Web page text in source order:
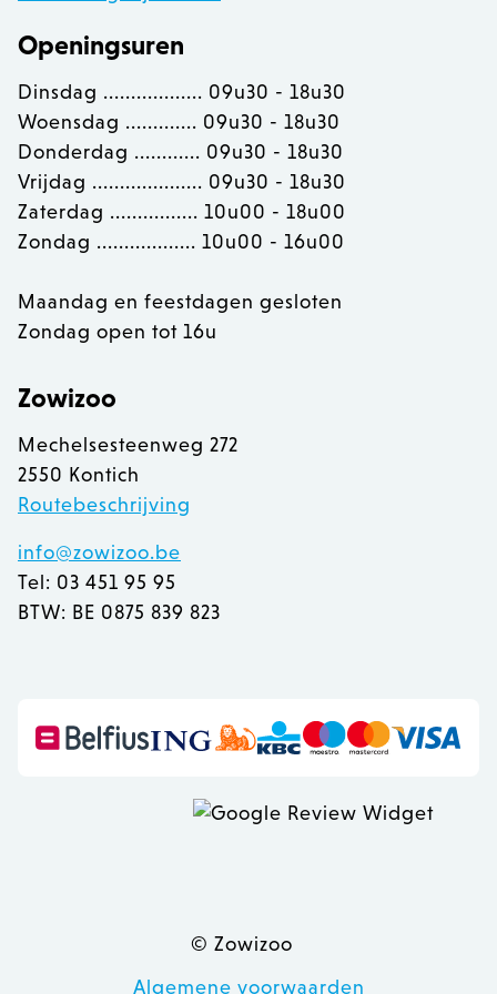
Openingsuren
Dinsdag .................. 09u30 - 18u30
Woensdag ............. 09u30 - 18u30
Donderdag ............ 09u30 - 18u30
Vrijdag .................... 09u30 - 18u30
Zaterdag ................ 10u00 - 18u00
Zondag .................. 10u00 - 16u00
Maandag en feestdagen gesloten
Zondag open tot 16u
Zowizoo
Mechelsesteenweg 272
2550 Kontich
Routebeschrijving
info@zowizoo.be
Tel: 03 451 95 95
BTW: BE 0875 839 823
© Zowizoo
Algemene voorwaarden
section_data_ids
__cfruid
recently_viewed_product
Adobe Inc.
www.zowizoo.be
mage-messages
Adobe Inc.
recently_compared_product Adobe Inc.